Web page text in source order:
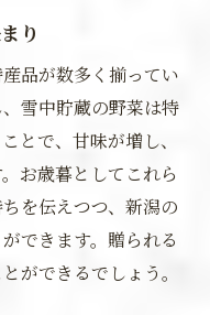
り
品が数多く揃ってい
雪中貯蔵の野菜は特
とで、甘味が増し、
お歳暮としてこれら
を伝えつつ、新潟の
できます。贈られる
ができるでしょう。